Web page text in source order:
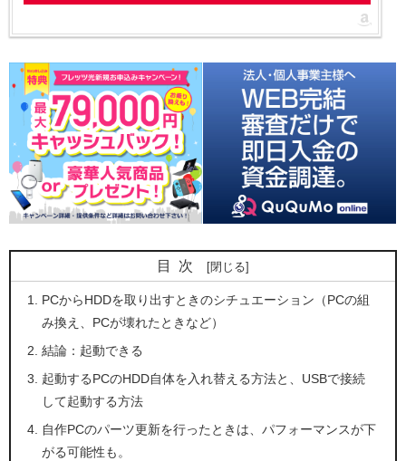
目次
PCからHDDを取り出すときのシチュエーション（PCの組
み換え、PCが壊れたときなど）
結論：起動できる
起動するPCのHDD自体を入れ替える方法と、USBで接続
して起動する方法
自作PCのパーツ更新を行ったときは、パフォーマンスが下
がる可能性も。